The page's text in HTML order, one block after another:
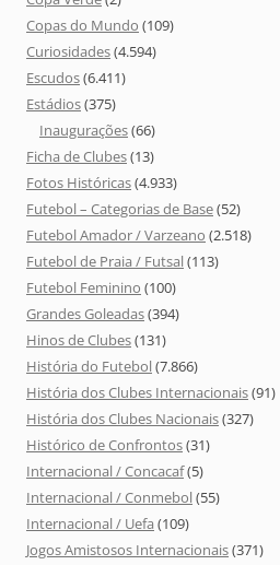
Copas do Mundo (109)
Curiosidades(4.594)
Escudos(6.411)
Estádios(375)
Inaugurações(66)
Ficha de Clubes(13)
Fotos Históricas(4.933)
Futebol – Categorias de Base(52)
Futebol Amador / Varzeano (2.518)
Futebol de Praia / Futsal(113)
Futebol Feminino (100)
Grandes Goleadas(394)
Hinos de Clubes(131)
História do Futebol(7.866)
História dos Clubes Internacionais(91)
História dos Clubes Nacionais(327)
Histórico de Confrontos(31)
Internacional / Concacaf(5)
Internacional / Conmebol(55)
Internacional / Uefa (109)
Jogos Amistosos Internacionais(371)